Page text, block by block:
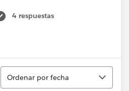
4 respuestas
Ordenar
Ordenar por fecha